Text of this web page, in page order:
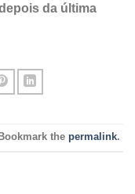
da última
the permalink.